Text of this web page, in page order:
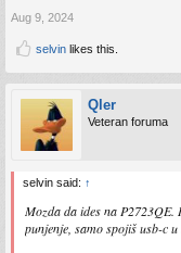
Aug 9, 2024
selvin likes this.
Qler
Veteran foruma
selvin said: ↑
Mozda da ides na P2723QE.
punjenje, samo spojiš usb-c